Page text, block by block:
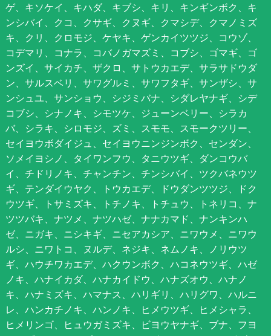
ゲ、キソケイ、キハダ、キブシ、キリ、キンギンボク、キ
ンシバイ、クコ、クサギ、クヌギ、クマシデ、クマノミズ
キ、クリ、クロモジ、ケヤキ、ゲンカイツツジ、コウゾ、
コデマリ、コナラ、コバノガマズミ、コブシ、ゴマギ、ゴ
ンズイ、サイカチ、ザクロ、サトウカエデ、サラサドウダ
ン、サルスベリ、サワグルミ、サワフタギ、サンザシ、サ
ンシュユ、サンショウ、シジミバナ、シダレヤナギ、シデ
コブシ、シナノキ、シモツケ、ジューンベリー、シラカ
バ、シラキ、シロモジ、ズミ、スモモ、スモークツリー、
セイヨウボダイジュ、セイヨウニンジンボク、センダン、
ソメイヨシノ、タイワンフウ、タニウツギ、ダンコウバ
イ、チドリノキ、チャンチン、チンシバイ、ツクバネウツ
ギ、テンダイウヤク、トウカエデ、ドウダンツツジ、ドク
ウツギ、トサミズキ、トチノキ、トチュウ、トネリコ、ナ
ツツバキ、ナツメ、ナツハゼ、ナナカマド、ナンキンハ
ゼ、ニガキ、ニシキギ、ニセアカシア、ニワウメ、ニワウ
ルシ、ニワトコ、ヌルデ、ネジキ、ネムノキ、ノリウツ
ギ、ハウチワカエデ、ハクウンボク、ハコネウツギ、ハゼ
ノキ、ハナイカダ、ハナカイドウ、ハナズオウ、ハナノ
キ、ハナミズキ、ハマナス、ハリギリ、ハリグワ、ハルニ
レ、ハンカチノキ、ハンノキ、ヒメウツギ、ヒメシャラ、
ヒメリンゴ、ヒュウガミズキ、ビヨウヤナギ、ブナ、フヨ